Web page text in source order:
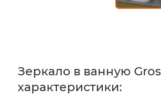
Зеркало в ванную
характеристики: